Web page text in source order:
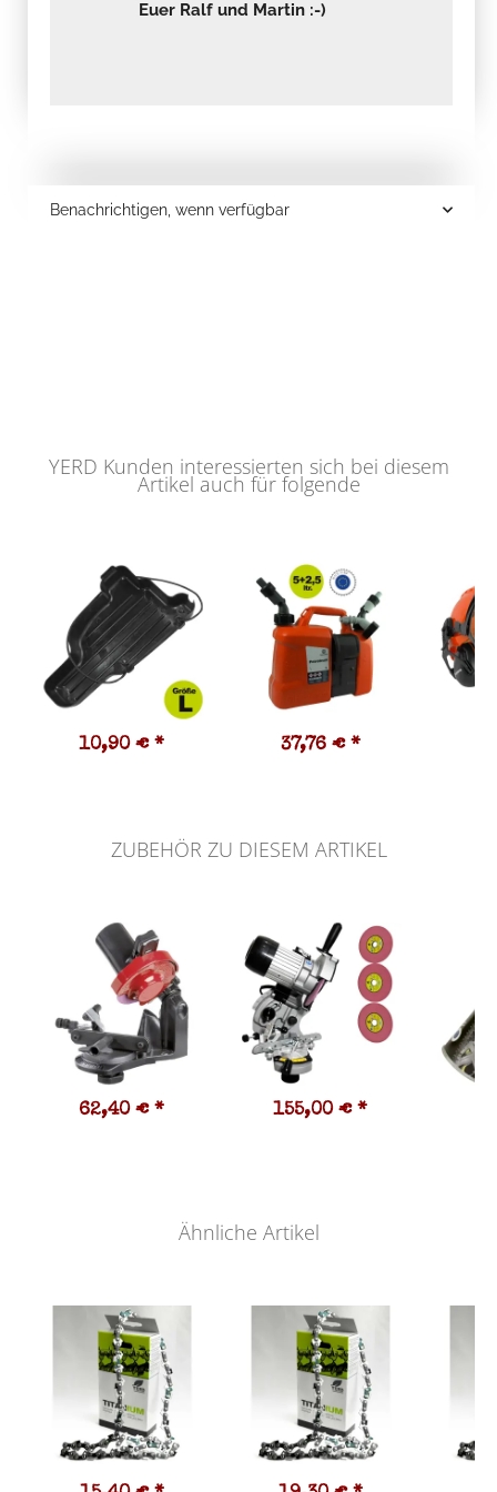
Euer Ralf und Martin :-)
Benachrichtigen, wenn verfügbar
YERD Kunden interessierten sich bei diesem
Artikel auch für folgende
10,90 € * 37,76 € *
ZUBEHÖR ZU DIESEM ARTIKEL
62,40 € * 155,00 € *
Ähnliche Artikel